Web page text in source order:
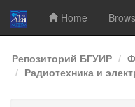
Skip
navigation
Home
Репозиторий БГУИР
Радиотехника и